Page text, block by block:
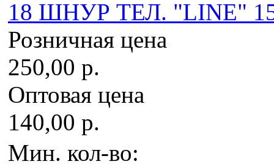
18 ШНУР ТЕЛ. "LINE"
Розничная цена
250,00 р.
Оптовая цена
140,00 р.
Мин. кол-во: